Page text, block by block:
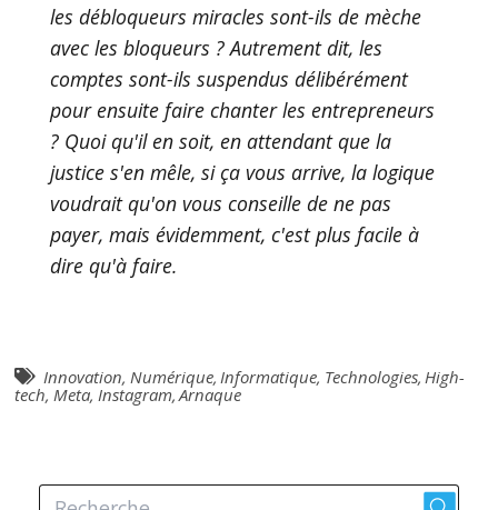
les débloqueurs miracles sont-ils de mèche
avec les bloqueurs ? Autrement dit, les
comptes sont-ils suspendus délibérément
pour ensuite faire chanter les entrepreneurs
? Quoi qu'il en soit, en attendant que la
justice s'en mêle, si ça vous arrive, la logique
voudrait qu'on vous conseille de ne pas
payer, mais évidemment, c'est plus facile à
dire qu'à faire.
Innovation, Numérique, Informatique, Technologies, High-
tech, Meta, Instagram, Arnaque